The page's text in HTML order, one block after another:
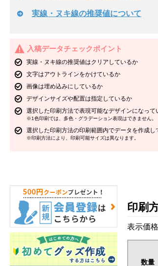
実線・ヌキ線の推奨値について
入稿データチェックポイント
実線・ヌキ線の推奨値はクリアしているか
文字はアウトラインをかけているか
画像は埋め込みにしているか
デザインサイズや配置は指定しているか
選択した印刷方法で表現可能なデザインになって
※1色印刷では、多色・グラデーション表現はできません。
選択した印刷方法の印刷範囲内でデータを作成し
※印刷方法により、印刷可能サイズは異なります。
印刷
表示価
数量